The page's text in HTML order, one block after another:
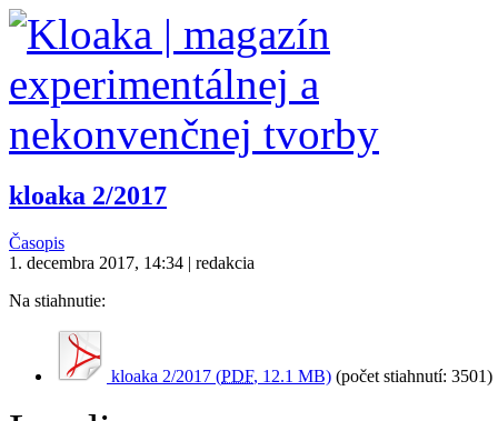
kloaka 2/2017
Časopis
1. decembra 2017, 14:34 | redakcia
Na stiahnutie:
kloaka 2/2017 (PDF, 12.1 MB) (počet stiahnutí: 3501)